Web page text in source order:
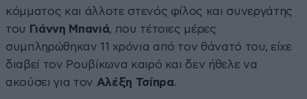
κόμματος και άλλοτε στενός φίλος και συνεργάτης
του Γιάννη Μπανιά, που τέτοιες μέρες
συμπληρώθηκαν 11 χρόνια από τον θάνατό του, είχε
διαβεί τον Ρουβίκωνα καιρό και δεν ήθελε να
ακούσει για τον Αλέξη Τσίπρα.